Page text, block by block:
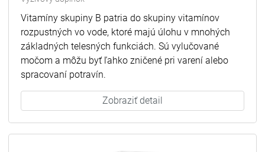
Vitamíny skupiny B patria do skupiny vitamínov
rozpustných vo vode, ktoré majú úlohu v mnohých
základných telesných funkciách. Sú vylučované
močom a môžu byť ľahko zničené pri varení alebo
spracovaní potravín.
Zobraziť detail